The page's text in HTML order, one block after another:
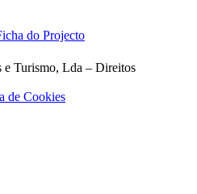
do Projecto
e Turismo, Lda – Direitos
de Cookies